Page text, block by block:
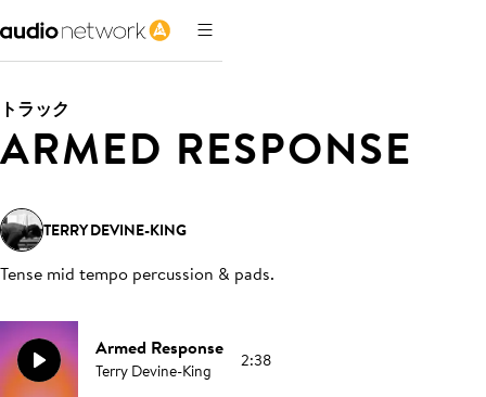
トラック
ARMED RESPONSE
TERRY DEVINE-KING
Tense mid tempo percussion & pads.
Armed Response
Terry Devine-King 2:38